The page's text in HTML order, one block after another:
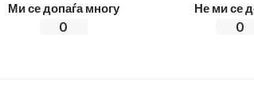
Ми се допаѓа многу
0
Не ми се
0